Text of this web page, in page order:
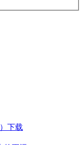
下载